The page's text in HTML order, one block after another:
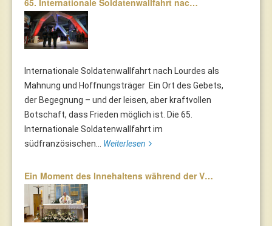
Internationale Soldatenwallfahrt nach Lourdes als
Mahnung und Hoffnungsträger Ein Ort des Gebets,
der Begegnung – und der leisen, aber kraftvollen
Botschaft, dass Frieden möglich ist. Die 65.
Internationale Soldatenwallfahrt im
südfranzösischen... Weiterlesen
Ein Moment des Innehaltens während der V…